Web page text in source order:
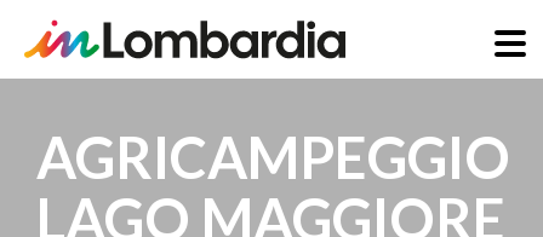
InhaltAGRICAMPEGGIO
LAGO MAGGIORE